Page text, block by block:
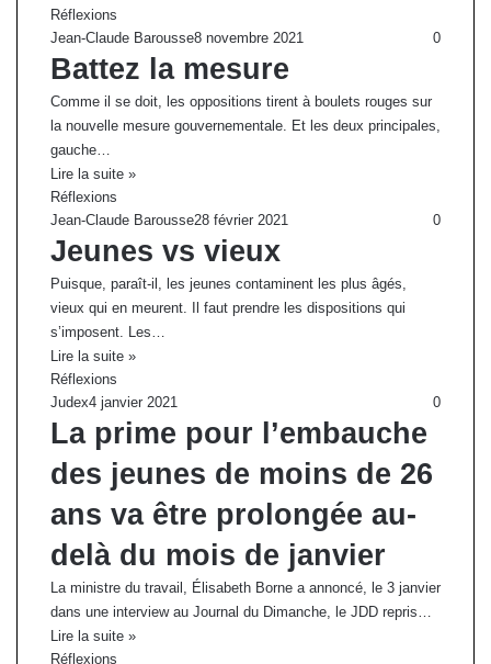
Réflexions
Jean-Claude Barousse8 novembre 2021 0
Battez la mesure
Comme il se doit, les oppositions tirent à boulets rouges sur
la nouvelle mesure gouvernementale. Et les deux principales,
gauche…
Lire la suite »
Réflexions
Jean-Claude Barousse28 février 2021 0
Jeunes vs vieux
Puisque, paraît-il, les jeunes contaminent les plus âgés,
vieux qui en meurent. Il faut prendre les dispositions qui
s’imposent. Les…
Lire la suite »
Réflexions
Judex4 janvier 2021 0
La prime pour l’embauche
des jeunes de moins de 26
ans va être prolongée au-
delà du mois de janvier
La ministre du travail, Élisabeth Borne a annoncé, le 3 janvier
dans une interview au Journal du Dimanche, le JDD repris…
Lire la suite »
Réflexions